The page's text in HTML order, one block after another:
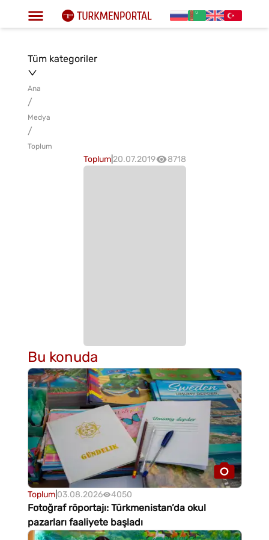
Tüm kategoriler
Ana
/
Medya
/
Toplum
Toplum|20.07.2019 8718
Bu konuda
Toplum| 03.08.2026 4050
Fotoğraf röportajı: Türkmenistan’da okul
pazarları faaliyete başladı